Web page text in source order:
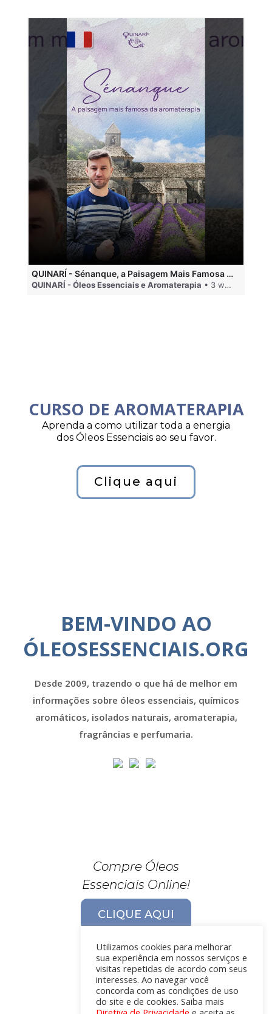
QUINARÍ - Sénanque, a Paisagem Mais Famosa da Aromaterapia
QUINARÍ - Óleos Essenciais e Aromaterapia • 3 weeks ago
CURSO DE AROMATERAPIA
Aprenda a como utilizar toda a energia
dos Óleos Essenciais ao seu favor.
Clique aqui
BEM-VINDO AO
ÓLEOSESSENCIAIS.ORG
Desde 2009, trazendo o que há de melhor em
informações sobre óleos essenciais, químicos
aromáticos, isolados naturais, aromaterapia,
fragrâncias e perfumaria.
Compre Óleos
Essenciais Online!
CLIQUE AQUI
Utilizamos cookies para melhorar
sua experiência em nossos serviços e
visitas repetidas de acordo com seus
interesses. Ao navegar você
concorda com as condições de uso
do site e de cookies. Saiba mais